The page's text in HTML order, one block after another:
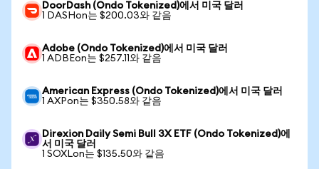
DoorDash (Ondo Tokenized)에서 미국 달러
1 DASHon는 $200.03와 같음
Adobe (Ondo Tokenized)에서 미국 달러
1 ADBEon는 $257.11와 같음
American Express (Ondo Tokenized)에서 미국 달러
1 AXPon는 $350.58와 같음
Direxion Daily Semi Bull 3X ETF (Ondo Tokenized)에
서 미국 달러
1 SOXLon는 $135.50와 같음